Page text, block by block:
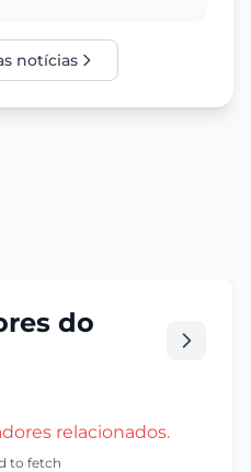
notícias
do
relacionados.
to fetch